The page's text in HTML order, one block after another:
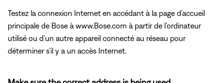
Testez la connexion Internet en accédant à la page d’accueil
principale de Bose à www.Bose.com à partir de l’ordinateur
utilisé ou d’un autre appareil connecté au réseau pour
déterminer s’il y a un accès Internet.